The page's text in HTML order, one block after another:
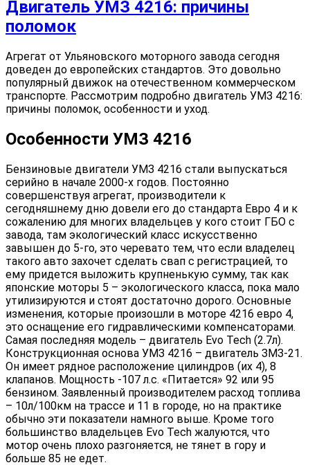
Двигатель УМЗ 4216: причины
поломок
Агрегат от Ульяновского моторного завода сегодня
доведен до европейских стандартов. Это довольно
популярный движок на отечественном коммерческом
транспорте. Рассмотрим подробно двигатель УМЗ 4216:
причины поломок, особенности и уход.
Особенности УМЗ 4216
Бензиновые двигатели УМЗ 4216 стали выпускаться
серийно в начале 2000-х годов. Постоянно
совершенствуя агрегат, производители к
сегодняшнему дню довели его до стандарта Евро 4 и к
сожалению для многих владельцев у кого стоит ГБО с
завода, там экологический класс искусственно
завышен до 5-го, это черевато тем, что если владелец
такого авто захочет сделать свап с регистрацией, то
ему придется выложить крупненькую сумму, так как
японские моторы 5 – экологического класса, пока мало
утилизируются и стоят достаточно дорого. Основные
изменения, которые произошли в моторе 4216 евро 4,
это оснащение его гидравлическими компенсаторами.
Самая последняя модель – двигатель Evo Tech (2.7л).
Конструкционная основа УМЗ 4216 – двигатель ЗМЗ-21.
Он имеет рядное расположение цилиндров (их 4), 8
клапанов. Мощность -107 л.с. «Питается» 92 или 95
бензином. Заявленный производителем расход топлива
– 10л/100км на трассе и 11 в городе, но на практике
обычно эти показатели намного выше. Кроме того
большинство владельцев Evo Tech жалуются, что
мотор очень плохо разгоняется, не тянет в гору и
больше 85 не едет.